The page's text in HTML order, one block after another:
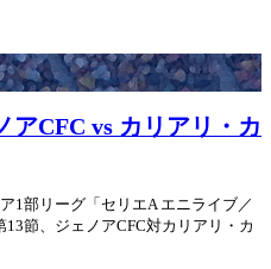
アCFC vs カリアリ・カ
1部リーグ「セリエA エニライブ／
節、ジェノアCFC対カリアリ・カ